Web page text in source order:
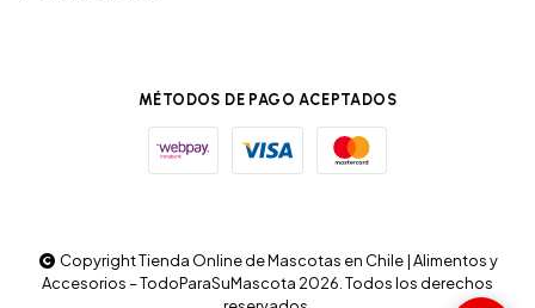
MÉTODOS DE PAGO ACEPTADOS
Copyright Tienda Online de Mascotas en Chile | Alimentos y
Accesorios – TodoParaSuMascota 2026. Todos los derechos